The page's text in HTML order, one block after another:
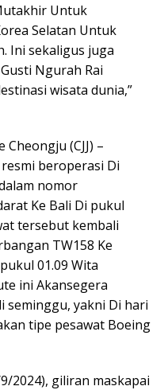
Untuk
Selatan Untuk
Ini sekaligus juga
Ngurah Rai
wisata dunia,”
(CJJ) –
beroperasi Di
nomor
Ke Bali Di pukul
tersebut kembali
TW158 Ke
01.09 Wita
ini Akansegera
seminggu, yakni Di hari
tipe pesawat Boeing
2024), giliran maskapai